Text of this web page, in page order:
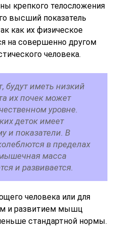
крепкого телосложения
высший показатель
как их физическое
на совершенно другом
человека.
иметь низкий
их почек может
уровне.
деток имеет
и показатели. В
в пределах
масса
и развивается.
человека или для
и развитием мышц
стандартной нормы.